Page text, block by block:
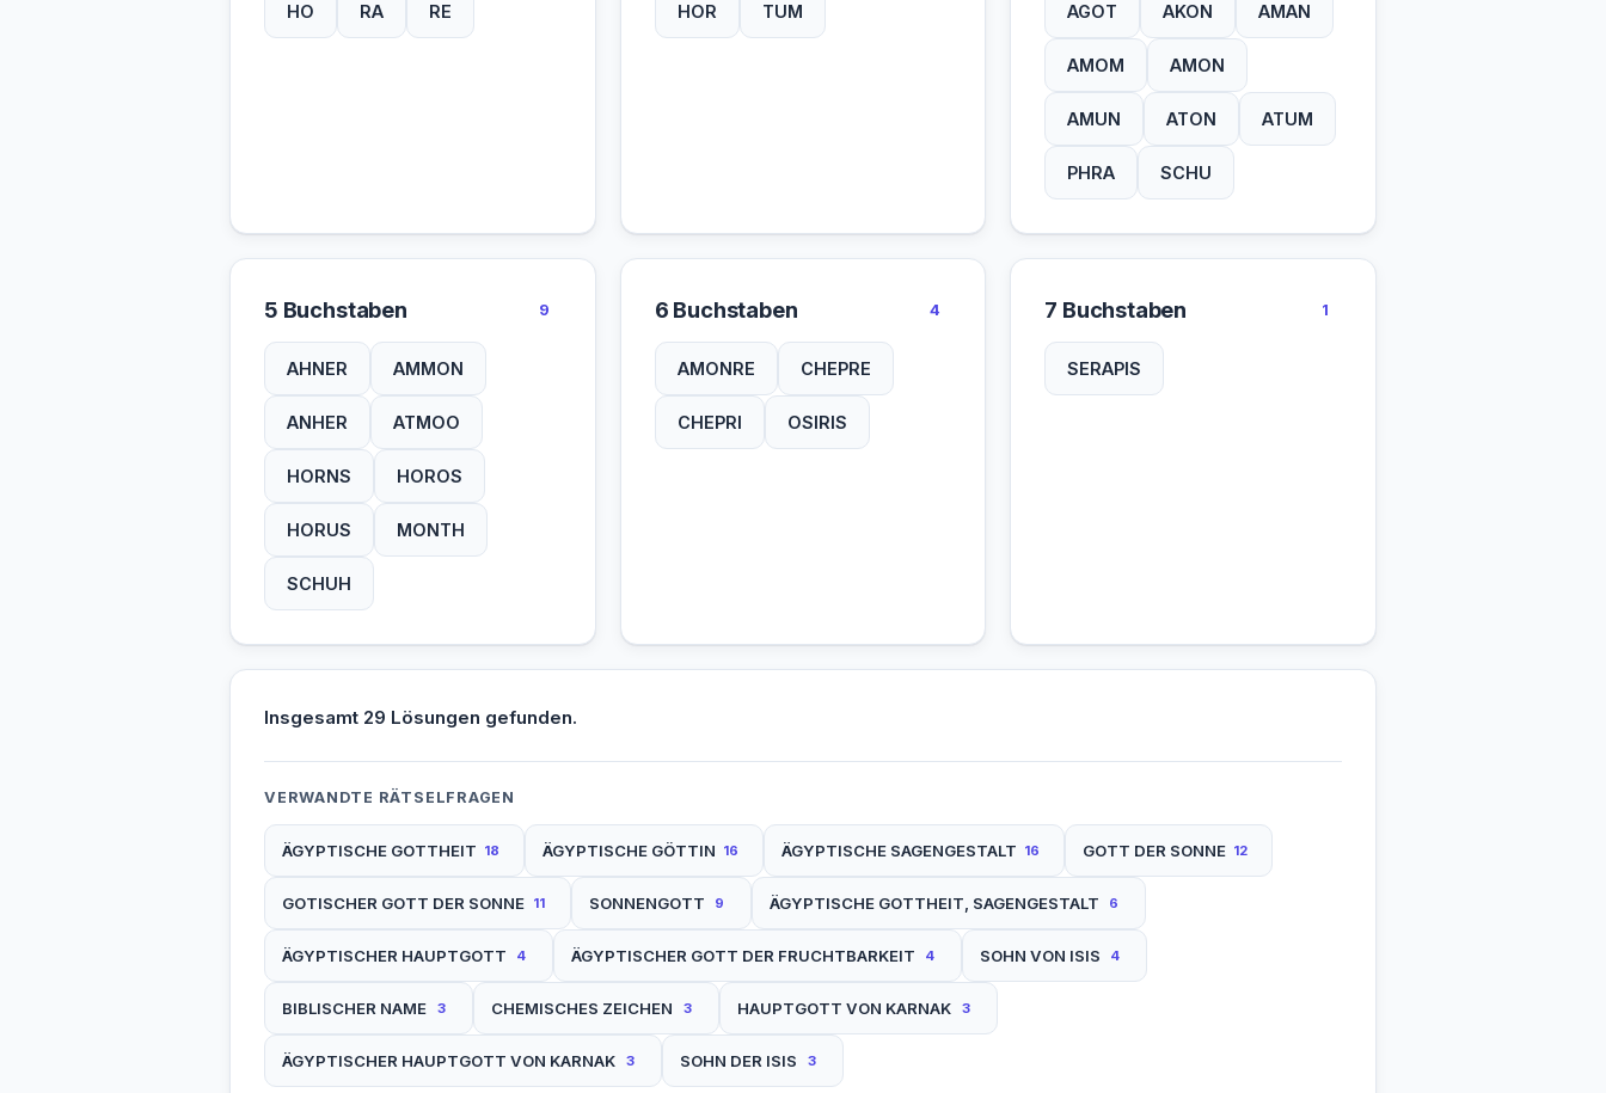
HO RA RE HOR TUM AGOT AKON AMAN
AMOM AMON
AMUN ATON ATUM
PHRA SCHU
5 Buchstaben 9
AHNER AMMON
ANHER ATMOO
HORNS HOROS
HORUS MONTH
SCHUH
6 Buchstaben 4
AMONRE CHEPRE
CHEPRI OSIRIS
7 Buchstaben 1
SERAPIS
Insgesamt 29 Lösungen gefunden.
VERWANDTE RÄTSELFRAGEN
ÄGYPTISCHE GOTTHEIT 18 ÄGYPTISCHE GÖTTIN 16 ÄGYPTISCHE SAGENGESTALT 16 GOTT DER SONNE 12
GOTISCHER GOTT DER SONNE 11 SONNENGOTT 9 ÄGYPTISCHE GOTTHEIT, SAGENGESTALT 6
ÄGYPTISCHER HAUPTGOTT 4 ÄGYPTISCHER GOTT DER FRUCHTBARKEIT 4 SOHN VON ISIS 4
BIBLISCHER NAME 3 CHEMISCHES ZEICHEN 3 HAUPTGOTT VON KARNAK 3
ÄGYPTISCHER HAUPTGOTT VON KARNAK 3 SOHN DER ISIS 3